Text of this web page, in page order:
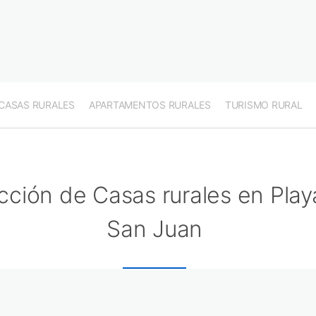
RURALES APARTAMENTOS RURALES TURISMO RURAL
de Casas rurales en
San Juan